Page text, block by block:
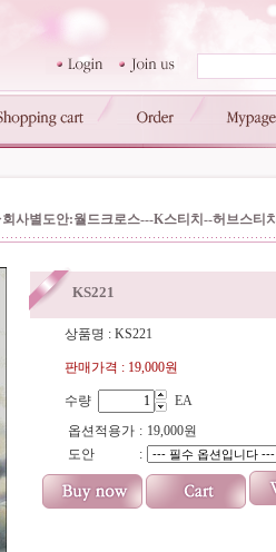
사별도안:월드크로스---K스티치--허브스티치
KS221
상품명 : KS221
판매가격 : 19,000원
수량
EA
옵션적용가 : 19,000원
도안
: